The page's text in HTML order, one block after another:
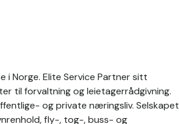
i Norge. Elite Service Partner sitt
til forvaltning og leietagerrådgivning.
og private næringsliv. Selskapet
fly-, tog-, buss- og